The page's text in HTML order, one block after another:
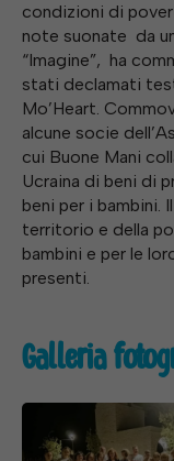
condizioni di
note suonate da
“Imagine”, ha
stati declamati
Mo’Heart.
alcune socie
cui Buone Mani
Ucraina di beni di
beni per i bambini.
territorio e della
bambini e per le
presenti.
Galleria